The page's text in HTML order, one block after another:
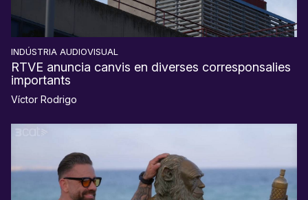
INDÚSTRIA AUDIOVISUAL
RTVE anuncia canvis en diverses corresponsalies
importants
Víctor Rodrigo